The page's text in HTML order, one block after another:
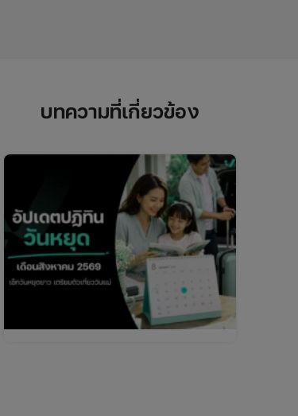
บทความที่เกี่ยวข้อง